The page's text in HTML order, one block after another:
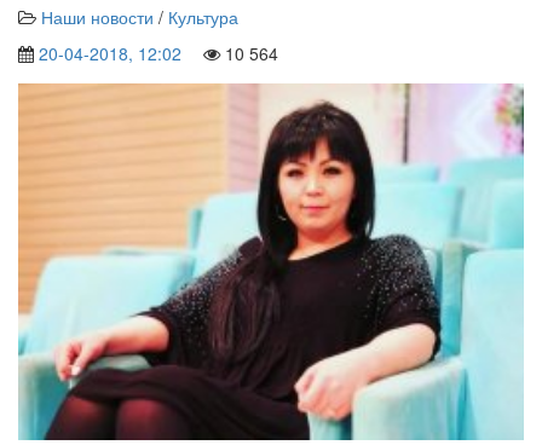
Наши новости / Культура
20-04-2018, 12:02
10 564